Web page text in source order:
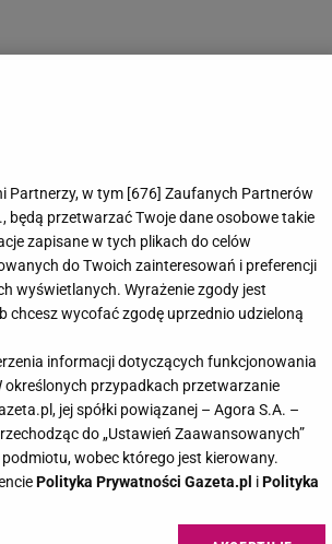
Partnerzy, w tym [676] Zaufanych Partnerów
będą przetwarzać Twoje dane osobowe takie
zapisane w tych plikach do celów
do Twoich zainteresowań i preferencji
wyświetlanych. Wyrażenie zgody jest
chcesz wycofać zgodę uprzednio udzieloną
informacji dotyczących funkcjonowania
określonych przypadkach przetwarzanie
jej spółki powiązanej – Agora S.A. –
do „Ustawień Zaawansowanych”
wobec którego jest kierowany.
Polityka Prywatności Gazeta.pl iPolityka